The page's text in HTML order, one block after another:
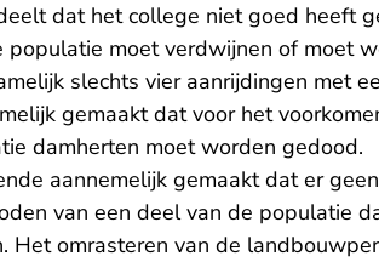
dat het college niet goed heeft
moet verdwijnen of moet
slechts vier aanrijdingen met
gemaakt dat voor het
damherten moet worden gedood.
aannemelijk gemaakt dat er
van een deel van de populatie
Het omrasteren van de